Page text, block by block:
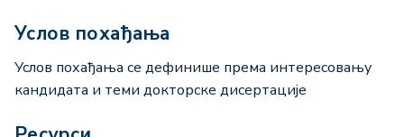
Услов похађања
Услов похађања се дефинише према интересовању
кандидата и теми докторске дисертације